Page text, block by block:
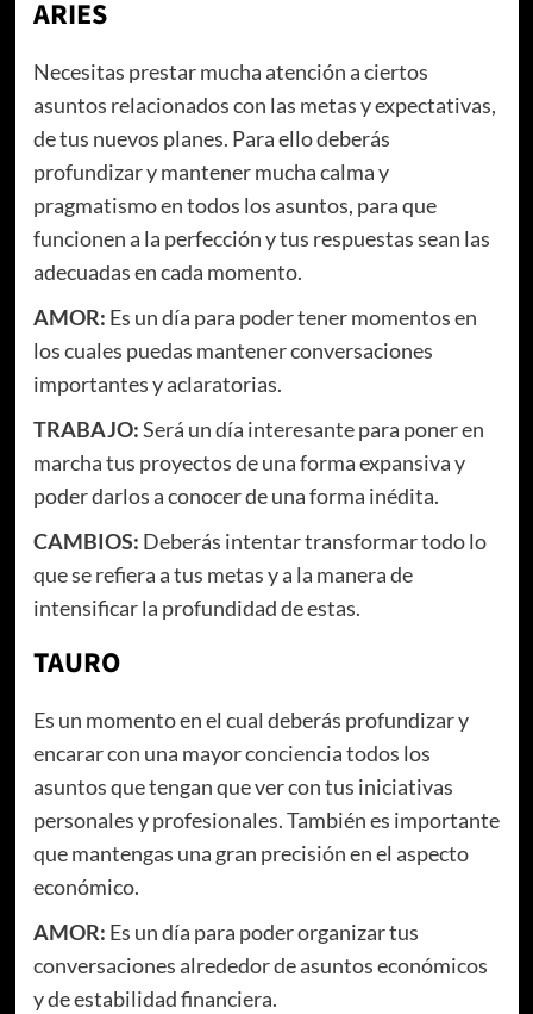
ARIES
Necesitas prestar mucha atención a ciertos
asuntos relacionados con las metas y expectativas,
de tus nuevos planes. Para ello deberás
profundizar y mantener mucha calma y
pragmatismo en todos los asuntos, para que
funcionen a la perfección y tus respuestas sean las
adecuadas en cada momento.
AMOR: Es un día para poder tener momentos en
los cuales puedas mantener conversaciones
importantes y aclaratorias.
TRABAJO:Será un día interesante para poner en
marcha tus proyectos de una forma expansiva y
poder darlos a conocer de una forma inédita.
CAMBIOS: Deberás intentar transformar todo lo
que se refiera a tus metas y a la manera de
intensificar la profundidad de estas.
TAURO
Es un momento en el cual deberás profundizar y
encarar con una mayor conciencia todos los
asuntos que tengan que ver con tus iniciativas
personales y profesionales. También es importante
que mantengas una gran precisión en el aspecto
económico.
AMOR: Es un día para poder organizar tus
conversaciones alrededor de asuntos económicos
y de estabilidad financiera.